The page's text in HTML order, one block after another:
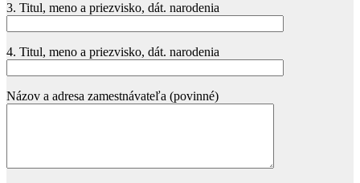
3. Titul, meno a priezvisko, dát. narodenia
4. Titul, meno a priezvisko, dát. narodenia
Názov a adresa zamestnávateľa (povinné)